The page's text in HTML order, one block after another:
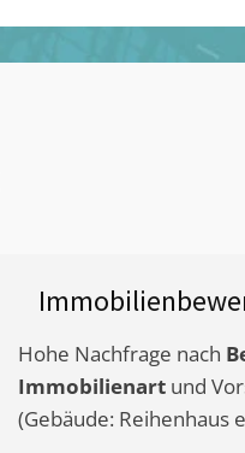
Hohe Nachfrage nach
Immobilienart und
(Gebäude: Reihenhaus